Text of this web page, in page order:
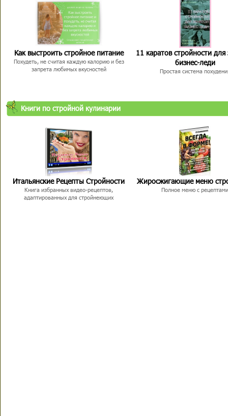
Как выстроить стройное питание
Похудеть, не считая каждую калорию и без
запрета любимых вкусностей
11 каратов стройности для
бизнес-леди
Простая система
Книги по стройной кулинарии
Итальянские Рецепты Стройности
Книга избранных видео-рецептов,
адаптированных для стройнеющих
Жиросжигающие меню
Полное меню с рецептами